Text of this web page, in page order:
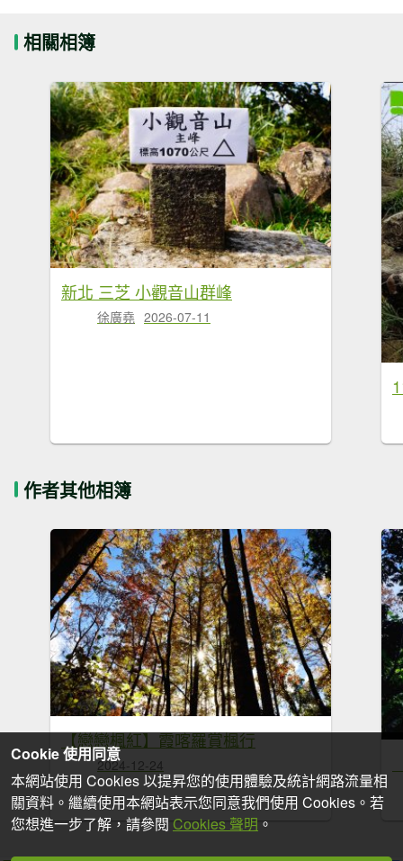
相關相簿
新北 三芝 小觀音山群峰
徐廣堯 2026-07-11
作者其他相簿
【戀戀楓紅】霞喀羅賞楓行
2024-12-24
Cookie 使用同意
本網站使用 Cookies 以提昇您的使用體驗及統計網路流量相
關資料。繼續使用本網站表示您同意我們使用 Cookies。若
您想進一步了解，請參閱 Cookies 聲明 。